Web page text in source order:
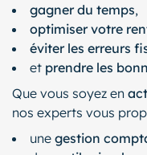
gagner du temps,
optimiser votre
éviter les erreurs
et prendre les
Que vous soyez en
nos experts vous
une gestion